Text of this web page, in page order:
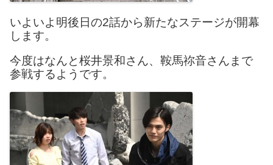
いよいよ明後日の2話から新たなステージが開幕
します。
今度はなんと桜井景和さん、鞍馬祢音さんまで
参戦するようです。